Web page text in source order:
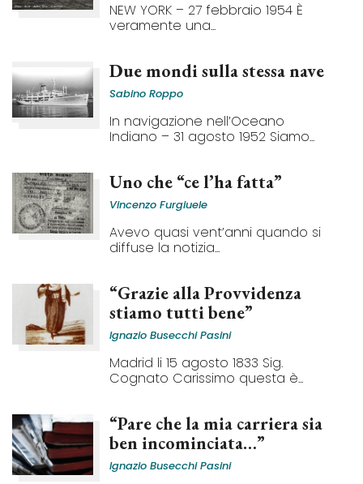
NEW YORK – 27 febbraio 1954 È
veramente una...
Due mondi sulla stessa nave
Sabino Roppo
In navigazione nell’Oceano
Indiano – 31 agosto 1952 Siamo...
Uno che “ce l’ha fatta”
Vincenzo Furgiuele
Avevo quasi vent’anni quando si
diffuse la notizia...
“Grazie alla Provvidenza
stiamo tutti bene”
Ignazio Busecchi Pasini
Madrid li 15 agosto 1833 Sig.
Cognato Carissimo questa è...
“Pare che la mia carriera sia
ben incominciata…”
Ignazio Busecchi Pasini